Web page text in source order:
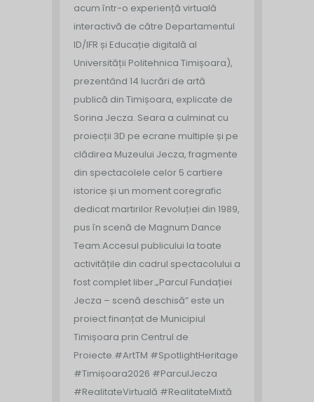
acum într-o experiență virtuală
interactivă de către Departamentul
ID/IFR și Educație digitală al
Universității Politehnica Timișoara),
prezentând 14 lucrări de artă
publică din Timișoara, explicate de
Sorina Jecza. Seara a culminat cu
proiecții 3D pe ecrane multiple și pe
clădirea Muzeului Jecza, fragmente
din spectacolele celor 5 cartiere
istorice și un moment coregrafic
dedicat martirilor Revoluției din 1989,
pus în scenă de Magnum Dance
Team.Accesul publicului la toate
activitățile din cadrul spectacolului a
fost complet liber.„Parcul Fundației
Jecza – scenă deschisă” este un
proiect finanțat de Municipiul
Timișoara prin Centrul de
Proiecte.#ArtTM #SpotlightHeritage
#Timișoara2026 #ParculJecza
#RealitateVirtuală #RealitateMixtă